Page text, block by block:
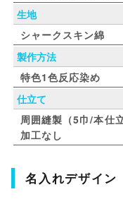
生地
シャークスキン綿
製作方法
特色1色反応染め
仕立て
周囲縫製（5巾/本仕
加工なし
名入れデザイン